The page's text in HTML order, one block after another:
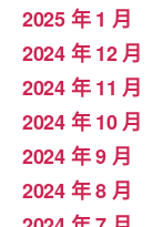
2025 年 1 月
2024 年 12 月
2024 年 11 月
2024 年 10 月
2024 年 9 月
2024 年 8 月